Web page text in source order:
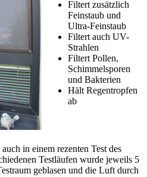
Filtert zusätzlich
Feinstaub und
Ultra-Feinstaub
Filtert auch UV-
Strahlen
Filtert Pollen,
Schimmelsporen
und Bakterien
Hält Regentropfen
ab
in einem rezenten Test des
Testläufen wurde jeweils 5
geblasen und die Luft durch